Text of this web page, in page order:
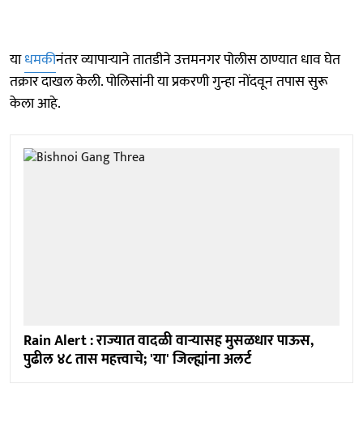
याधमकीनंतर व्यापाऱ्याने तातडीने उत्तमनगर पोलीस ठाण्यात धाव घेत
तक्रार दाखल केली. पोलिसांनी या प्रकरणी गुन्हा नोंदवून तपास सुरू
केला आहे.
Rain Alert : राज्यात वादळी वाऱ्यासह मुसळधार पाऊस,
पुढील ४८ तास महत्त्वाचे; 'या' जिल्ह्यांना अलर्ट